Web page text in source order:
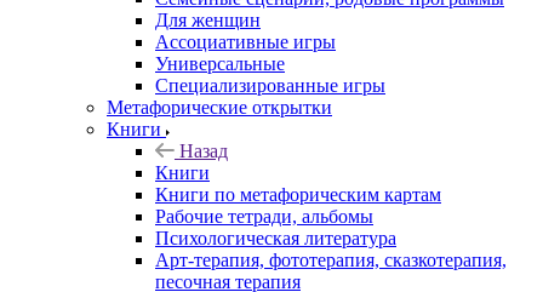
Для женщин
Ассоциативные игры
Универсальные
Специализированные игры
Метафорические открытки
Книги
Назад
Книги
Книги по метафорическим картам
Рабочие тетради, альбомы
Психологическая литература
Арт-терапия, фототерапия, сказкотерапия,
песочная терапия